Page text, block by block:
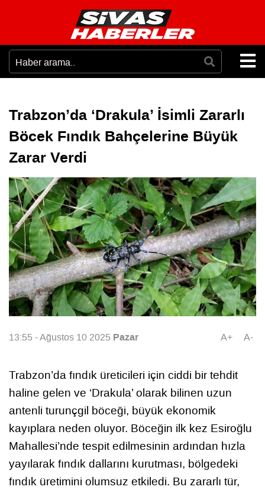
Trabzon’da ‘Drakula’ İsimli Zararlı
Böcek Fındık Bahçelerine Büyük
Zarar Verdi
13:55 - Ağustos 10 2025 Pazar A+ A-
Trabzon’da fındık üreticileri için ciddi bir tehdit
haline gelen ve ‘Drakula’ olarak bilinen uzun
antenli turunçgil böceği, büyük ekonomik
kayıplara neden oluyor. Böceğin ilk kez Esiroğlu
Mahallesi’nde tespit edilmesinin ardından hızla
yayılarak fındık dallarını kurutması, bölgedeki
fındık üretimini olumsuz etkiledi. Bu zararlı tür,